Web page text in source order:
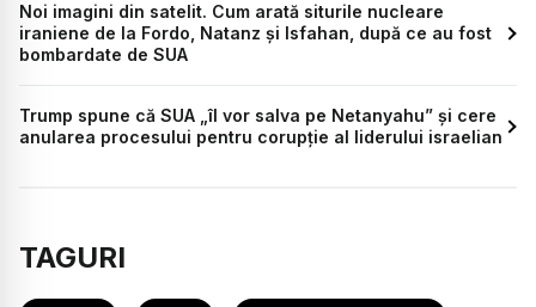
Noi imagini din satelit. Cum arată siturile nucleare
iraniene de la Fordo, Natanz și Isfahan, după ce au fost
bombardate de SUA
Trump spune că SUA „îl vor salva pe Netanyahu” și cere
anularea procesului pentru corupție al liderului israelian
TAGURI